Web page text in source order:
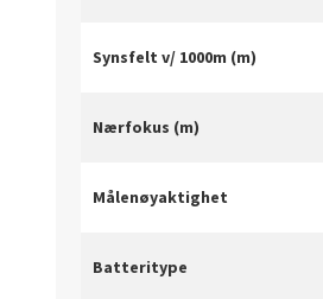
Synsfelt v/ 1000m (m)
Nærfokus (m)
Målenøyaktighet
Batteritype